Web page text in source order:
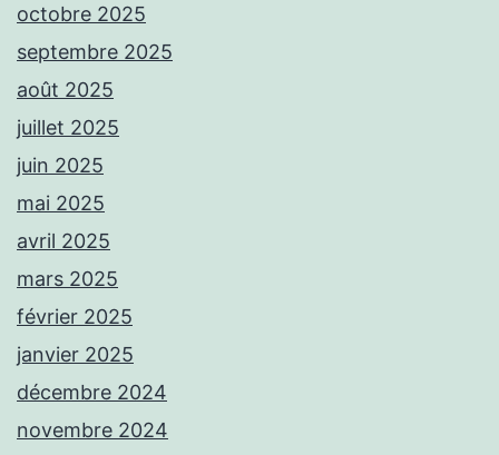
octobre 2025
septembre 2025
août 2025
juillet 2025
juin 2025
mai 2025
avril 2025
mars 2025
février 2025
janvier 2025
décembre 2024
novembre 2024